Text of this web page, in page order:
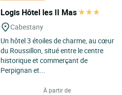
Logis Hôtel les II Mas
Cabestany
Un hôtel 3 étoiles de charme, au cœur
du Roussillon, situé entre le centre
historique et commerçant de
Perpignan et...
À partir de